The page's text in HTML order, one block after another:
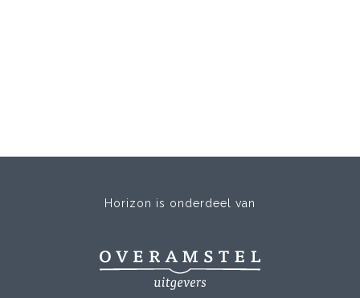
Horizon is onderdeel van